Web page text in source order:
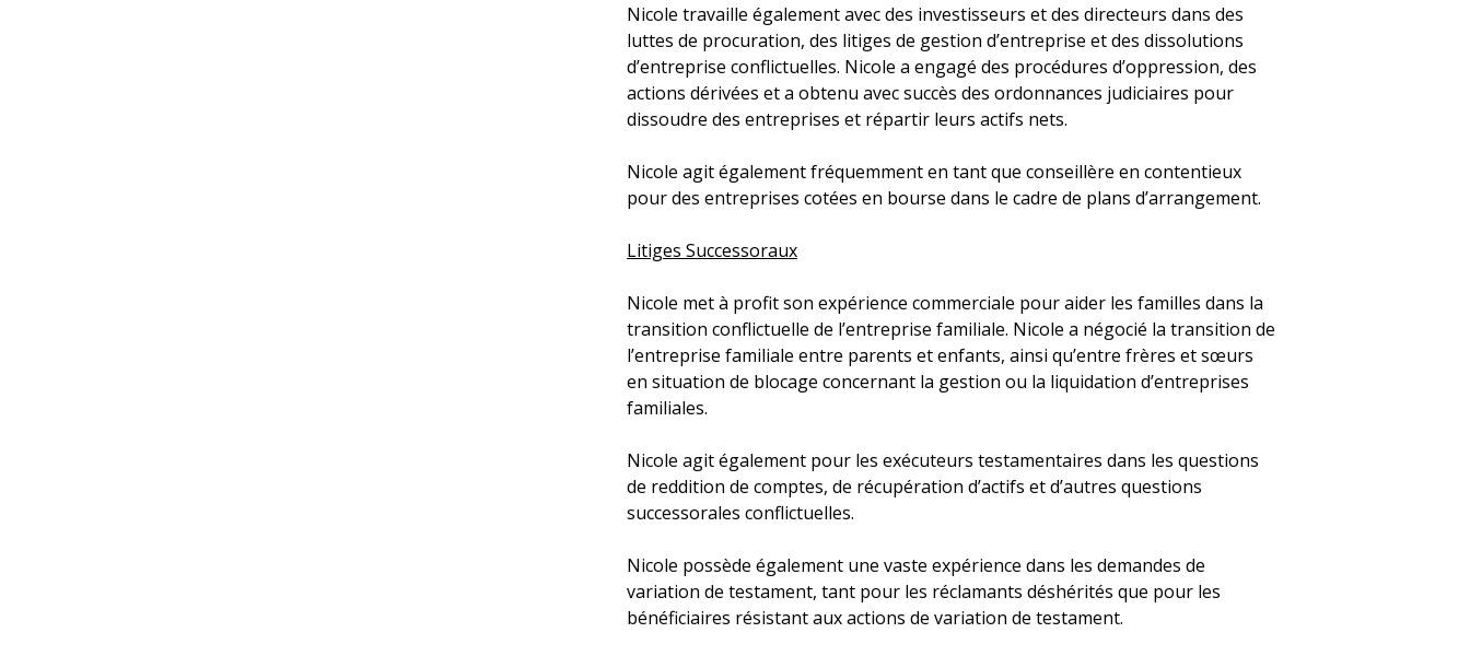
Nicole travaille également avec des investisseurs et des directeurs dans des
luttes de procuration, des litiges de gestion d’entreprise et des dissolutions
d’entreprise conflictuelles. Nicole a engagé des procédures d’oppression, des
actions dérivées et a obtenu avec succès des ordonnances judiciaires pour
dissoudre des entreprises et répartir leurs actifs nets.
Nicole agit également fréquemment en tant que conseillère en contentieux
pour des entreprises cotées en bourse dans le cadre de plans d’arrangement.
Litiges Successoraux
Nicole met à profit son expérience commerciale pour aider les familles dans la
transition conflictuelle de l’entreprise familiale. Nicole a négocié la transition de
l’entreprise familiale entre parents et enfants, ainsi qu’entre frères et sœurs
en situation de blocage concernant la gestion ou la liquidation d’entreprises
familiales.
Nicole agit également pour les exécuteurs testamentaires dans les questions
de reddition de comptes, de récupération d’actifs et d’autres questions
successorales conflictuelles.
Nicole possède également une vaste expérience dans les demandes de
variation de testament, tant pour les réclamants déshérités que pour les
bénéficiaires résistant aux actions de variation de testament.